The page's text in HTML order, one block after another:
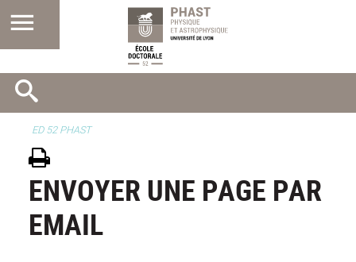
ED 52 PHAST
ENVOYER UNE PAGE PAR
EMAIL